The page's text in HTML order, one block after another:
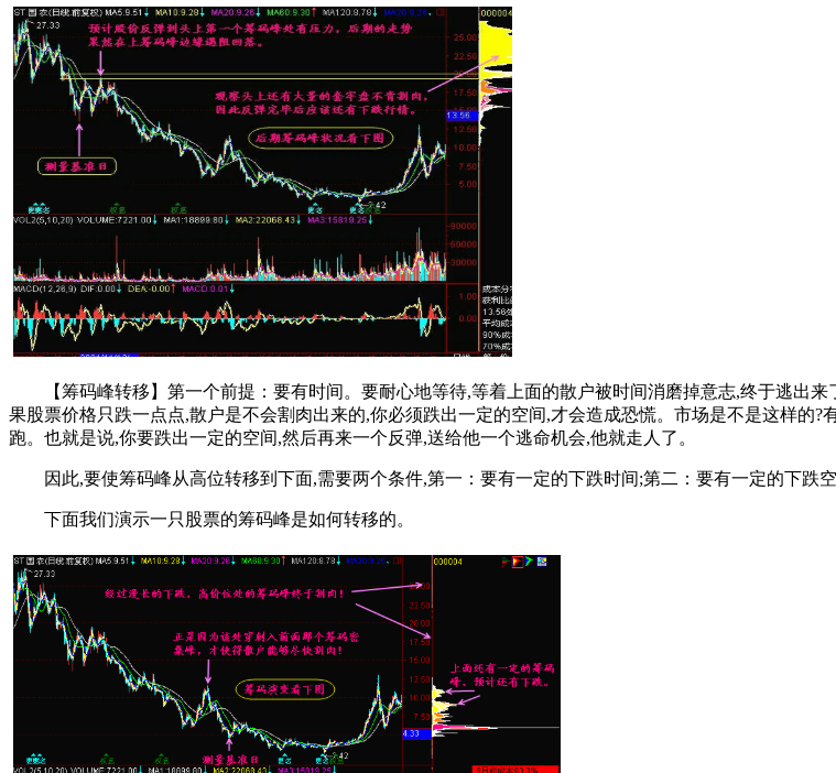
【筹码峰转移】第一个前提：要有时间。要耐心地等待,等着上面的散户被时间消磨掉意志,终于逃出来
果股票价格只跌一点点,散户是不会割肉出来的,你必须跌出一定的空间,才会造成恐慌。市场是不是这样的
跑。也就是说,你要跌出一定的空间,然后再来一个反弹,送给他一个逃命机会,他就走人了。
因此,要使筹码峰从高位转移到下面,需要两个条件,第一：要有一定的下跌时间;第二：要有一定的下跌
下面我们演示一只股票的筹码峰是如何转移的。